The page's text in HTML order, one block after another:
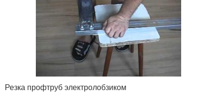
Резка профтруб электролобзиком